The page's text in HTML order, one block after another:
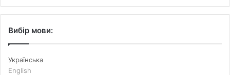
Вибір мови:
Українська
English